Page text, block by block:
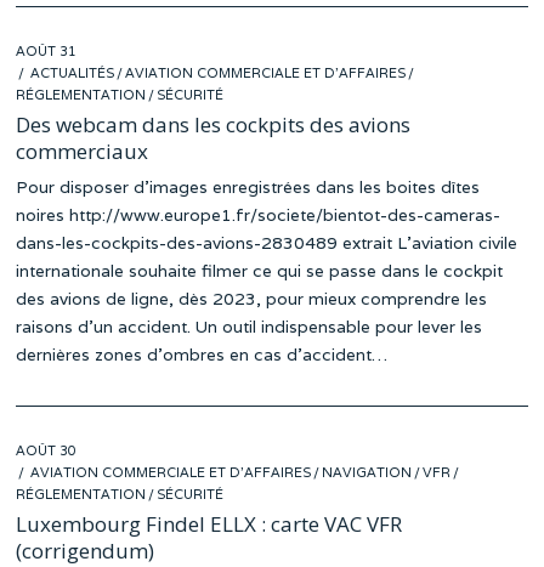
POSTED
ON
AOÛT 31
ACTUALITÉS /AVIATION COMMERCIALE ET D'AFFAIRES /
RÉGLEMENTATION / SÉCURITÉ
Des webcam dans les cockpits des avions
commerciaux
Pour disposer d’images enregistrées dans les boites dîtes
noires http://www.europe1.fr/societe/bientot-des-cameras-
dans-les-cockpits-des-avions-2830489 extrait L’aviation civile
internationale souhaite filmer ce qui se passe dans le cockpit
des avions de ligne, dès 2023, pour mieux comprendre les
raisons d’un accident. Un outil indispensable pour lever les
dernières zones d’ombres en cas d’accident…
POSTED
ON
AOÛT 30
AVIATION COMMERCIALE ET D'AFFAIRES / NAVIGATION /VFR /
RÉGLEMENTATION / SÉCURITÉ
Luxembourg Findel ELLX : carte VAC VFR
(corrigendum)